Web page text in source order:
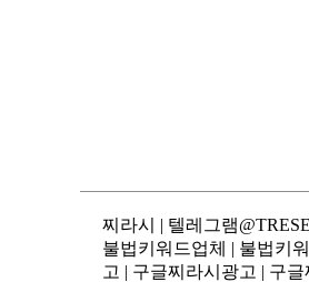
찌라시 | 텔레그램
불법키워드업체 | 불법키
고 | 구글찌라시광고 | 구